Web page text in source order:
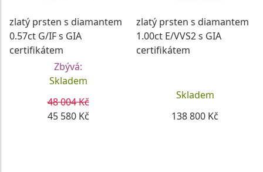
bude perfektně odpovídat Vašim představám i
rozpočtu. Ať už Vás zaujme klasický prsten s briliantem
nebo dáte přednost originálnímu designu, první krok k
Vašemu vysněnému šperku můžete udělat i
prostřednictvím našeho
Pokud si nejste jisti jak briliantový zásnubní prsten
vybrat, můžete využít našeho průvodce:
Jak vybrat
zásnubní prsten
zlatý prsten s diamantem
0.57ct G/IF s GIA
certifikátem
Zbývá:
Skladem
48 004 Kč
45 580 Kč
zlatý prsten s diamantem
1.00ct E/VVS2 s GIA
certifikátem
Skladem
138 800 Kč